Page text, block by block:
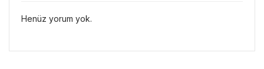
Henüz yorum yok.